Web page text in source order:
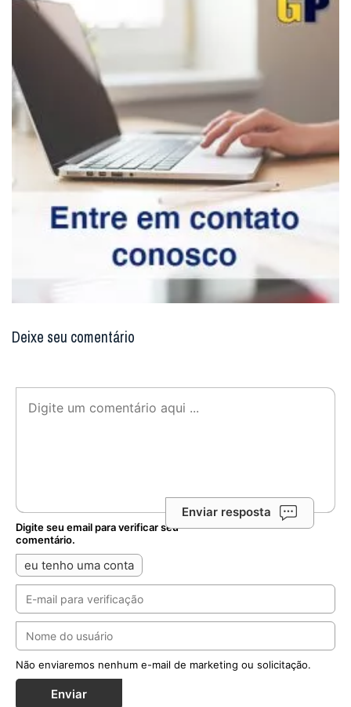
Deixe seu comentário
Enviar resposta
Digite seu email para verificar seu
comentário.
eu tenho uma conta
Não enviaremos nenhum e-mail de marketing ou solicitação.
Enviar